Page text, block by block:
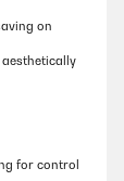
on
for control